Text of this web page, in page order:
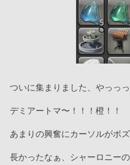
ついに集まりました、やっっ
デミアートマ〜！！！橙！！
あまりの興奮にカーソルがボ
長かったなぁ、シャーロニー